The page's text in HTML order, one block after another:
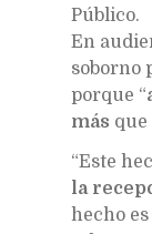
Público.
En
soborno
porque “
más que
“Este
la
hecho